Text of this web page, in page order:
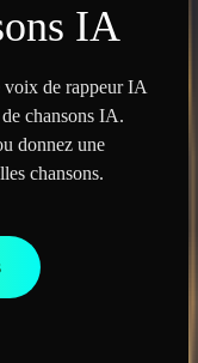
IA
voix de rappeur IA
chansons IA.
donnez une
chansons.